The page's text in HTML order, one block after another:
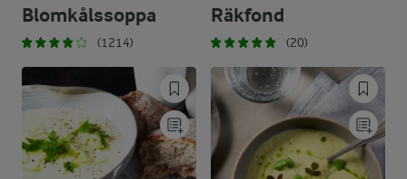
Blomkålssoppa
(1214)
Räkfond
(20)